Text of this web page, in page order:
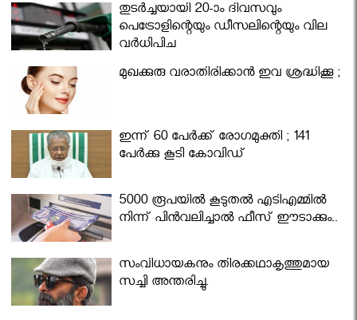
തുടർച്ചയായി 20-ാം ദിവസവും
പെട്രോളിന്റെയും ഡീസലിന്റെയും വില
വര്‍ധിപ്പിച്ചു
മുഖക്കുരു വരാതിരിക്കാന്‍ ഇവ ശ്രദ്ധിക്കൂ ;
ഇന്ന് 60 പേർക്ക് രോഗമുക്തി ; 141
പേര്‍ക്കു കൂടി കോവിഡ്
5000 രൂപയിൽ കൂടുതൽ എടിഎമ്മിൽ
നിന്ന് പിൻവലിച്ചാൽ ഫീസ് ഈടാക്കും..
സംവിധായകനും തിരക്കഥാകൃത്തുമായ
സച്ചി അന്തരിച്ചു.